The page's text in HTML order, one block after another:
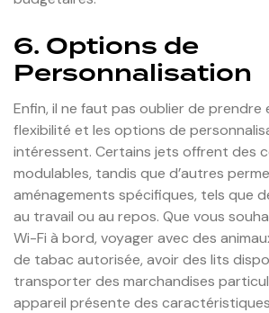
6. Options de
Personnalisation
Enfin, il ne faut pas oublier de prendre
flexibilité et les options de
intéressent. Certains jets offrent des
modulables, tandis que d’autres
aménagements spécifiques, tels que
au travail ou au repos. Que vous
Wi-Fi à bord, voyager avec des
de tabac autorisée, avoir des lits
transporter des marchandises
appareil présente des